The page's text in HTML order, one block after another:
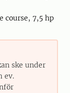
course, 7,5 hp
ske under
ev.